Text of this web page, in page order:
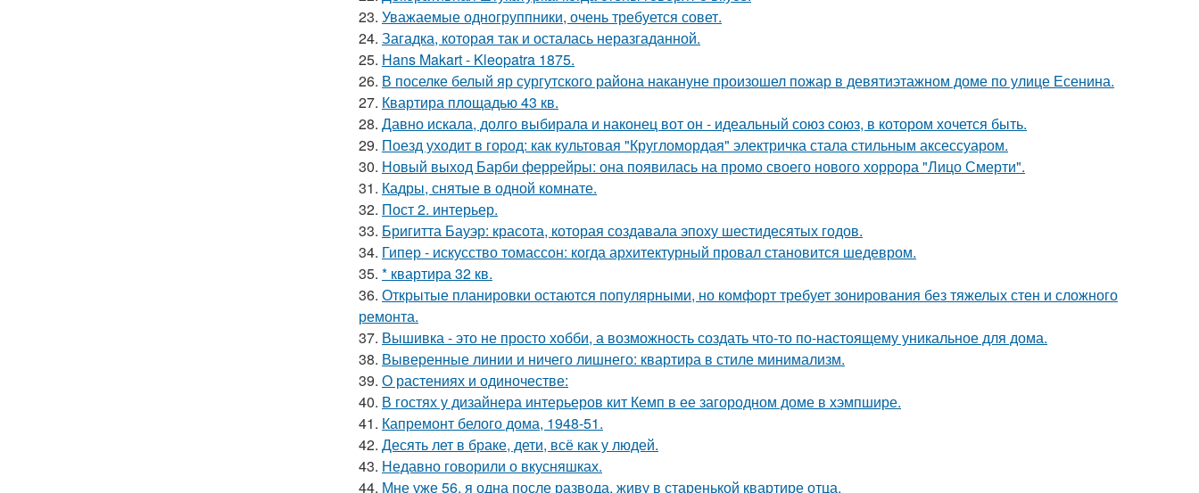
23. Уважаемые одногруппники, очень требуется совет.
24. Загадка, которая так и осталась неразгаданной.
25. Hans Makart - Kleopatra 1875.
26. В поселке белый яр сургутского района накануне произошел пожар в девятиэтажном доме по улице Есенина.
27. Квартира площадью 43 кв.
28. Давно искала, долго выбирала и наконец вот он - идеальный союз союз, в котором хочется быть.
29. Поезд уходит в город: как культовая "Кругломордая" электричка стала стильным аксессуаром.
30. Новый выход Барби феррейры: она появилась на промо своего нового хоррора "Лицо Смерти".
31. Кадры, снятые в одной комнате.
32. Пост 2. интерьер.
33. Бригитта Бауэр: красота, которая создавала эпоху шестидесятых годов.
34. Гипер - искусство томассон: когда архитектурный провал становится шедевром.
35. * квартира 32 кв.
36. Открытые планировки остаются популярными, но комфорт требует зонирования без тяжелых стен и сложного
ремонта.
37. Вышивка - это не просто хобби, а возможность создать что-то по-настоящему уникальное для дома.
38. Выверенные линии и ничего лишнего: квартира в стиле минимализм.
39. О растениях и одиночестве:
40. В гостях у дизайнера интерьеров кит Кемп в ее загородном доме в хэмпшире.
41. Капремонт белого дома, 1948-51.
42. Десять лет в браке, дети, всё как у людей.
43. Недавно говорили о вкусняшках.
44. Мне уже 56, я одна после развода, живу в старенькой квартире отца.